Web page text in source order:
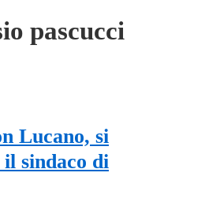
pascucci
Lucano, si
sindaco di